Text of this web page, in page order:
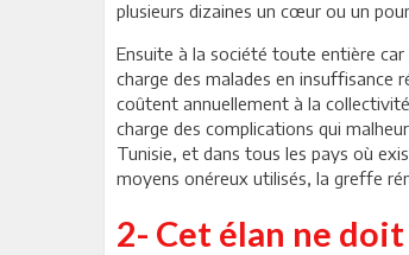
plusieurs dizaines un cœur ou un
Ensuite à la société toute entière
charge des malades en insuffisance
coûtent annuellement à la
charge des complications qui
Tunisie, et dans tous les pays où
moyens onéreux utilisés, la greffe
2- Cet élan ne